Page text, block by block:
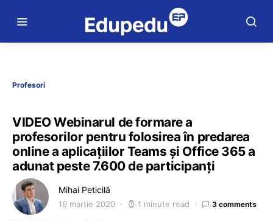
Profesori
VIDEO Webinarul de formare a
profesorilor pentru folosirea în predarea
online a aplicațiilor Teams și Office 365 a
adunat peste 7.600 de participanți
Mihai Peticilă
19 martie 2020 1 minute read 3 comments